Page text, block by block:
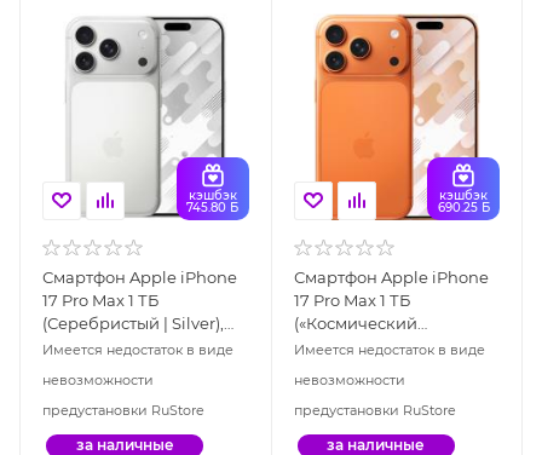
кэшбэк
745.80 Б
Смартфон Apple iPhone
17 Pro Max 1 ТБ
(Серебристый | Silver),
Dual: nano SIM + eSIM
Имеется недостаток в виде
невозможности
предустановки RuStore
за наличные
кэшбэк
690.25 Б
Смартфон Apple iPhone
17 Pro Max 1 ТБ
(«Космический
оранжевый» | Cosmic
Имеется недостаток в виде
невозможности
предустановки RuStore
за наличные